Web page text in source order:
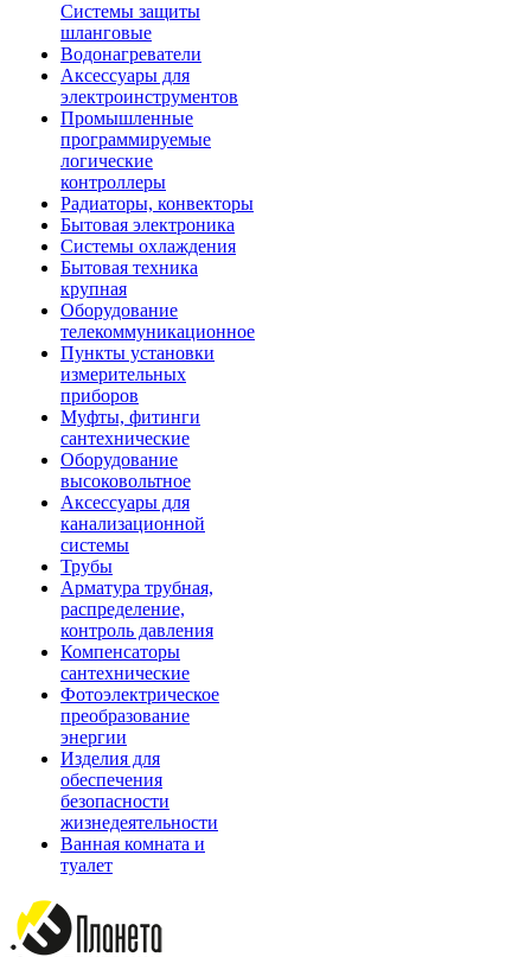
Системы защиты
шланговые
Водонагреватели
Аксессуары для
электроинструментов
Промышленные
программируемые
логические
контроллеры
Радиаторы, конвекторы
Бытовая электроника
Системы охлаждения
Бытовая техника
крупная
Оборудование
телекоммуникационное
Пункты установки
измерительных
приборов
Муфты, фитинги
сантехнические
Оборудование
высоковольтное
Аксессуары для
канализационной
системы
Трубы
Арматура трубная,
распределение,
контроль давления
Компенсаторы
сантехнические
Фотоэлектрическое
преобразование
энергии
Изделия для
обеспечения
безопасности
жизнедеятельности
Ванная комната и
туалет